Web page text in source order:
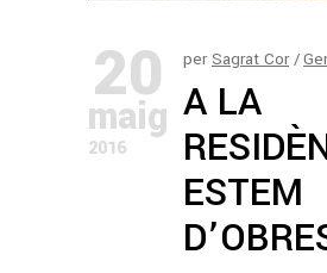
20
maig
2016
perSagrat Cor
A LA
ESTEM